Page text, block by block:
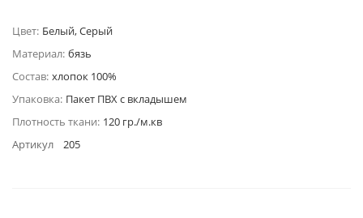
Цвет: Белый, Серый
Материал: бязь
Состав: хлопок 100%
Упаковка: Пакет ПВХ с вкладышем
Плотность ткани: 120 гр./м.кв
Артикул
205